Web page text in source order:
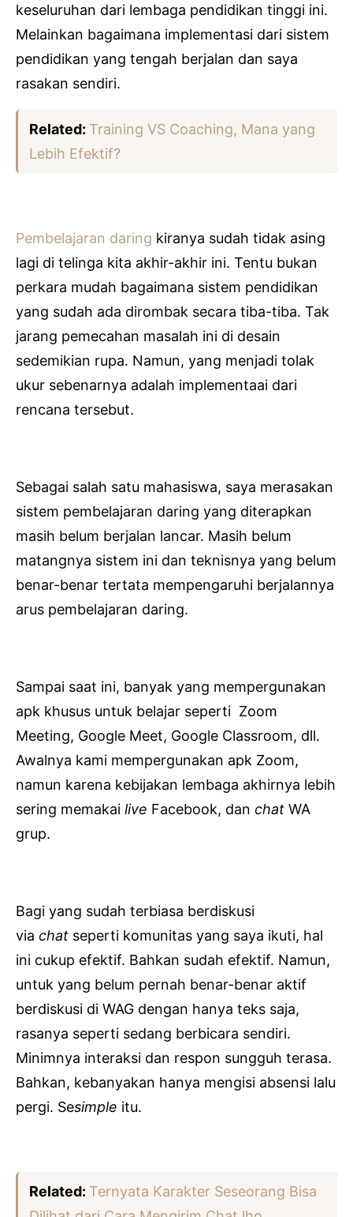
keseluruhan dari lembaga pendidikan tinggi ini.
Melainkan bagaimana implementasi dari sistem
pendidikan yang tengah berjalan dan saya
rasakan sendiri.
Related: Training VS Coaching, Mana yang
Lebih Efektif?
Pembelajaran daring kiranya sudah tidak asing
lagi di telinga kita akhir-akhir ini. Tentu bukan
perkara mudah bagaimana sistem pendidikan
yang sudah ada dirombak secara tiba-tiba. Tak
jarang pemecahan masalah ini di desain
sedemikian rupa. Namun, yang menjadi tolak
ukur sebenarnya adalah implementaai dari
rencana tersebut.
Sebagai salah satu mahasiswa, saya merasakan
sistem pembelajaran daring yang diterapkan
masih belum berjalan lancar. Masih belum
matangnya sistem ini dan teknisnya yang belum
benar-benar tertata mempengaruhi berjalannya
arus pembelajaran daring.
Sampai saat ini, banyak yang mempergunakan
apk khusus untuk belajar seperti Zoom
Meeting, Google Meet, Google Classroom, dll.
Awalnya kami mempergunakan apk Zoom,
namun karena kebijakan lembaga akhirnya lebih
sering memakai live Facebook, dan chat WA
grup.
Bagi yang sudah terbiasa berdiskusi
via chat seperti komunitas yang saya ikuti, hal
ini cukup efektif. Bahkan sudah efektif. Namun,
untuk yang belum pernah benar-benar aktif
berdiskusi di WAG dengan hanya teks saja,
rasanya seperti sedang berbicara sendiri.
Minimnya interaksi dan respon sungguh terasa.
Bahkan, kebanyakan hanya mengisi absensi lalu
pergi. Sesimple itu.
Related: Ternyata Karakter Seseorang Bisa